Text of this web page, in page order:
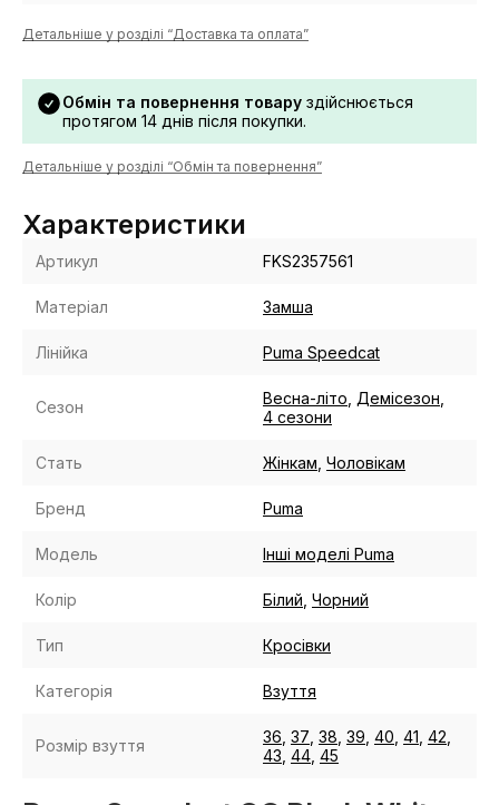
Детальніше у розділі “Доставка та оплата”
Обмін та повернення товару здійснюється
протягом 14 днів після покупки.
Детальніше у розділі “Обмін та повернення”
Характеристики
Артикул FKS2357561
Матеріал Замша
Лінійка Puma Speedcat
Сезон Весна-літо Демісезон
4 сезони
Стать Жінкам Чоловікам
Бренд Puma
Модель Інші моделі Puma
Колір Білий Чорний
Тип Кросівки
Категорія Взуття
Розмір взуття 36 37 38 39 40 41 42
43 44 45